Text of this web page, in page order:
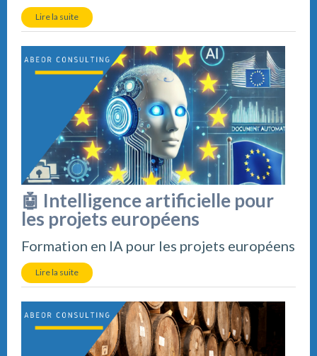
Lire la suite
🤖 Intelligence artificielle pour
les projets européens
Formation en IA pour les projets européens
Lire la suite